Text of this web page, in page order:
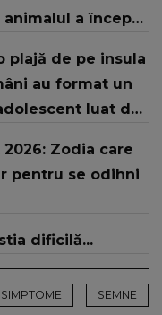
a început
întâmplat cu
plajă de pe insula
au format un
luat de
Zodia care
pentru se odihni
dificilă...
SIMPTOME SEMNE